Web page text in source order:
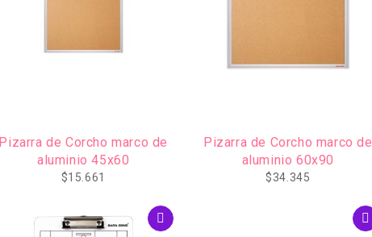
Pizarra de Corcho marco de
aluminio 45x60
$15.661
Pizarra de Corcho marco de
aluminio 60x90
$34.345